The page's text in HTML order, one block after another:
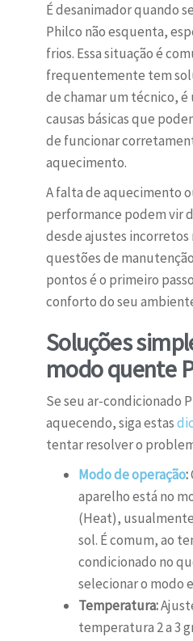
É desanimador quando
Philco não esquenta,
frios. Essa situação é
frequentemente tem
de chamar um técnico,
causas básicas que
de funcionar
aquecimento.
A falta de aquecimento
performance podem vir
desde ajustes
questões de
pontos é o primeiro
conforto do seu
Soluções
modo quente
Se seu ar-condicionado
aquecendo, siga estas
tentar resolver o
Modo de operação:
aparelho está no
(Heat),
sol. É comum, ao
condicionado no
selecionar o modo
Temperatura:
temperatura 2 a 3